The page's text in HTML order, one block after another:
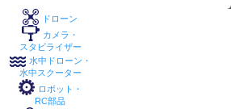
ドローン
カメラ・
スタビライザー
水中ドローン・
水中スクーター
ロボット・
RC部品